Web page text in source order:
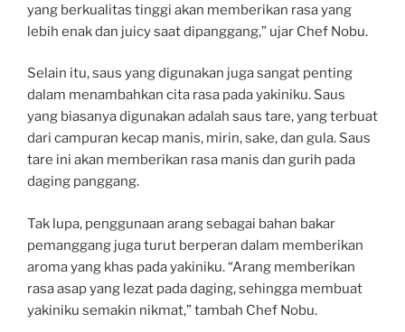
yang berkualitas tinggi akan memberikan rasa yang
lebih enak dan juicy saat dipanggang,” ujar Chef Nobu.
Selain itu, saus yang digunakan juga sangat penting
dalam menambahkan cita rasa pada yakiniku. Saus
yang biasanya digunakan adalah saus tare, yang terbuat
dari campuran kecap manis, mirin, sake, dan gula. Saus
tare ini akan memberikan rasa manis dan gurih pada
daging panggang.
Tak lupa, penggunaan arang sebagai bahan bakar
pemanggang juga turut berperan dalam memberikan
aroma yang khas pada yakiniku. “Arang memberikan
rasa asap yang lezat pada daging, sehingga membuat
yakiniku semakin nikmat,” tambah Chef Nobu.